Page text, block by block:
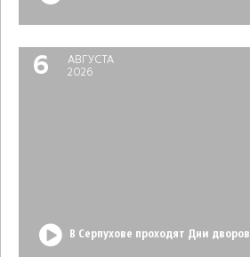
6
АВГУСТА
2026
В Серпухове проходят Дни дворов